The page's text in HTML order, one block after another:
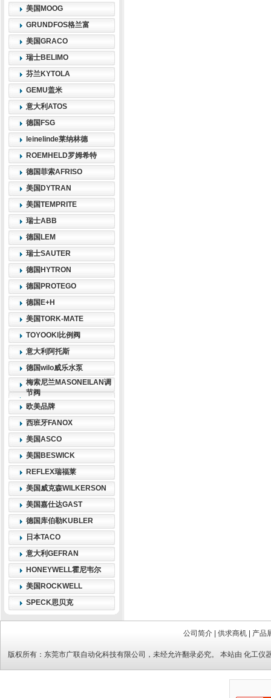
美国MOOG
GRUNDFOS格兰富
美国GRACO
瑞士BELIMO
芬兰KYTOLA
GEMU盖米
意大利ATOS
德国FSG
leinelinde莱纳林德
ROEMHELD罗姆希特
德国菲索AFRISO
美国DYTRAN
美国TEMPRITE
瑞士ABB
德国LEM
瑞士SAUTER
德国HYTRON
德国PROTEGO
德国E+H
美国TORK-MATE
TOYOOKI比例阀
意大利阿托斯
德国wilo威乐水泵
梅索尼兰MASONEILAN调
节阀
欧美品牌
西班牙FANOX
美国ASCO
美国BESWICK
REFLEX瑞福莱
美国威克森WILKERSON
美国嘉仕达GAST
德国库伯勒KUBLER
日本TACO
意大利GEFRAN
HONEYWELL霍尼韦尔
美国ROCKWELL
SPECK思贝克
公司简介 供求商机 产品
版权所有： 东莞市广联自动化科技有限公司 ，未经允许翻录必究。 本站由化工仪